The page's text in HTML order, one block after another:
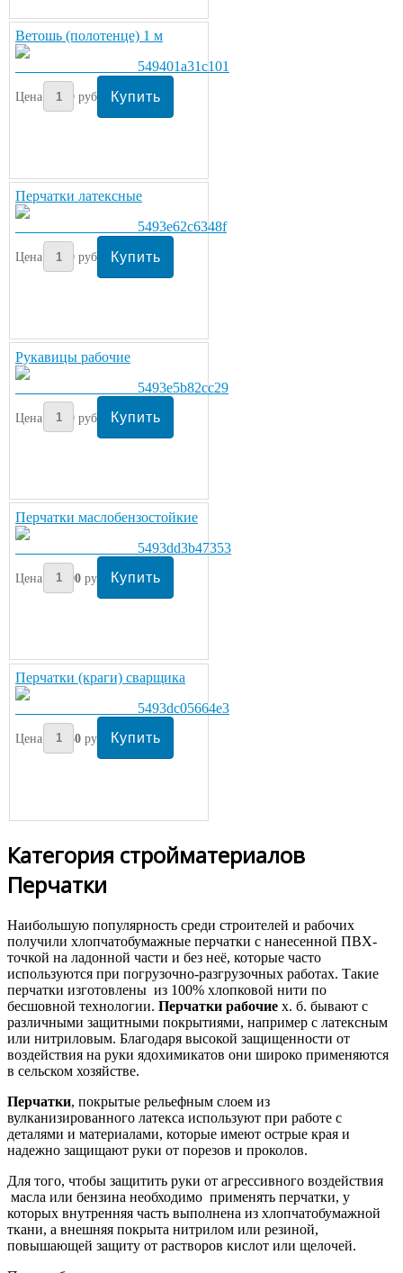
Ветошь (полотенце) 1 м
Цена: 40руб/метр
Перчатки латексные
Цена: 50руб/пара
Рукавицы рабочие
Цена: 50руб/пара
Перчатки маслобензостойкие
Цена: 100руб/пара
Перчатки (краги) сварщика
Цена: 350руб/пара
Категория стройматериалов
Перчатки
Наибольшую популярность среди строителей и рабочих
получили хлопчатобумажные перчатки с нанесенной ПВХ-
точкой на ладонной части и без неё, которые часто
используются при погрузочно-разгрузочных работах. Такие
перчатки изготовлены из 100% хлопковой нити по
бесшовной технологии. Перчатки рабочие х. б. бывают с
различными защитными покрытиями, например с латексным
или нитриловым. Благодаря высокой защищенности от
воздействия на руки ядохимикатов они широко применяются
в сельском хозяйстве.
Перчатки, покрытые рельефным слоем из
вулканизированного латекса используют при работе с
деталями и материалами, которые имеют острые края и
надежно защищают руки от порезов и проколов.
Для того, чтобы защитить руки от агрессивного воздействия
масла или бензина необходимо применять перчатки, у
которых внутренняя часть выполнена из хлопчатобумажной
ткани, а внешняя покрыта нитрилом или резиной,
повышающей защиту от растворов кислот или щелочей.